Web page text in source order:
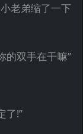
老弟缩了一下
的双手在干嘛”
了!”